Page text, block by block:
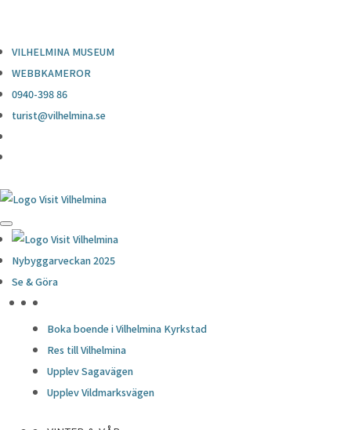
VILHELMINA MUSEUM
WEBBKAMEROR
0940-398 86
turist@vilhelmina.se
Nybyggarveckan 2025
Se & Göra
Boka boende i Vilhelmina Kyrkstad
Res till Vilhelmina
Upplev Sagavägen
Upplev Vildmarksvägen